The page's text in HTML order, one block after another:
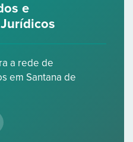
e
a rede de
em Santana de